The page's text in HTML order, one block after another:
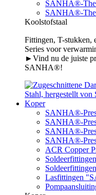
SANHA®-
SANHA®-
Koolstofstaal
Fittingen, T-stukken,
Series voor
►Vind nu de juiste
SANHA®!
Koper
SANHA®-
SANHA®-
SANHA®-
SANHA®-
ACR Copper
Lasfittingen